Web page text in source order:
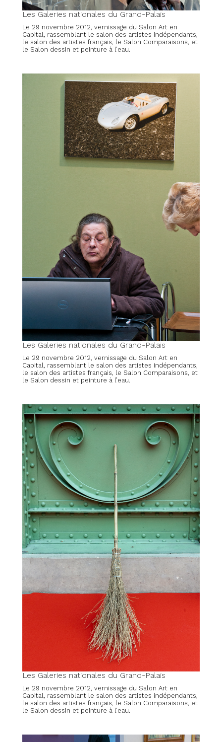
Les Galeries nationales du Grand-Palais
Le 29 novembre 2012, vernissage du Salon Art en
Capital, rassemblant le salon des artistes indépendants,
le salon des artistes français, le Salon Comparaisons, et
le Salon dessin et peinture à l’eau.
Les Galeries nationales du Grand-Palais
Le 29 novembre 2012, vernissage du Salon Art en
Capital, rassemblant le salon des artistes indépendants,
le salon des artistes français, le Salon Comparaisons, et
le Salon dessin et peinture à l’eau.
Les Galeries nationales du Grand-Palais
Le 29 novembre 2012, vernissage du Salon Art en
Capital, rassemblant le salon des artistes indépendants,
le salon des artistes français, le Salon Comparaisons, et
le Salon dessin et peinture à l’eau.